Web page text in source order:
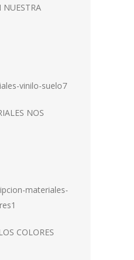
NUESTRA
NOS
COLORES